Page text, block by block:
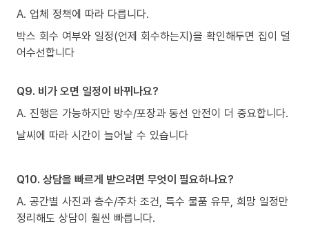
A. 업체 정책에 따라 다릅니다.
박스 회수 여부와 일정(언제 회수하는지)을 확인해두면 집이 덜
어수선합니다
Q9. 비가 오면 일정이 바뀌나요?
A. 진행은 가능하지만 방수/포장과 동선 안전이 더 중요합니다.
날씨에 따라 시간이 늘어날 수 있습니다
Q10. 상담을 빠르게 받으려면 무엇이 필요하나요?
A. 공간별 사진과 층수/주차 조건, 특수 물품 유무, 희망 일정만
정리해도 상담이 훨씬 빠릅니다.